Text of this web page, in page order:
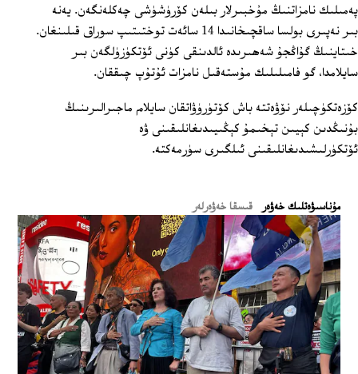
پەمىلىك نامزاتنىڭ مۇخبىرلار بىلەن كۆرۈشۈشى چەكلەنگەن. يەنە
بىر نەپىرى بولسا ساقچىخانىدا 14 سائەت توختىتىپ سوراق قىلىنغان.
خىتاينىڭ گۇاڭجۇ شەھىرىدە ئالدىنقى كۈنى ئۆتكۈزۈلگەن بىر
سايلامدا، گو فامىلىلىك مۇستەقىل نامزات ئۇتۇپ چىققان.
كۆزەتكۈچىلەر نۆۋەتتە باش كۆتۈرۈۋاتقان سايلام ماجىرالىرىنىڭ
بۇنىڭدىن كېيىن تېخىمۇ كېڭىيىدىغانلىقىنى ۋە
ئۆتكۈرلىشىدىغانلىقىنى ئىلگىرى سۈرمەكتە.
ﻣﯘﻧﺎﺳﯩﯟﻩﺗﻠﯩﻚ ﺧﻪﯞﻩﺭ قىسقا خەۋەرلەر